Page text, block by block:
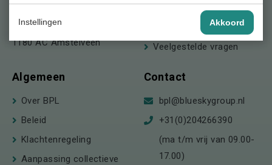
Instellingen Akkoord
Postbus 123
1180 AC Amstelveen
Documenten
Begrippenlijst
Veelgestelde vragen
Algemeen
Over BPL
Beleid
Klachtenregeling
Aanpassing collectieve
Contact
bpl@blueskygroup.nl
+31(0)204266390
(ma t/m vrij van 09.00-
17.00)